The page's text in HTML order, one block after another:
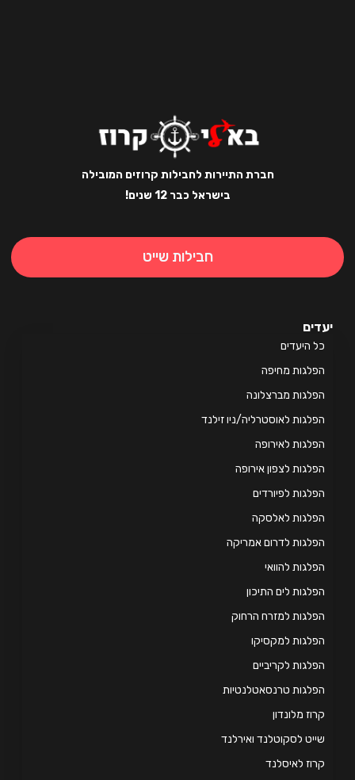
חברת התיירות לחבילות קרוזים המובילה
בישראל כבר 12 שנים!
חבילות שייט
היעדים
מחיפה
מברצלונה
לאוסטרליה/ניו זילנד
לאירופה
לצפון אירופה
לפיורדים
לאלסקה
לדרום אמריקה
להוואי
לים התיכון
למזרח הרחוק
למקסיקו
לקריביים
טרנסאטלנטיות
מלונדון
לסקוטלנד ואירלנד
לאיסלנד